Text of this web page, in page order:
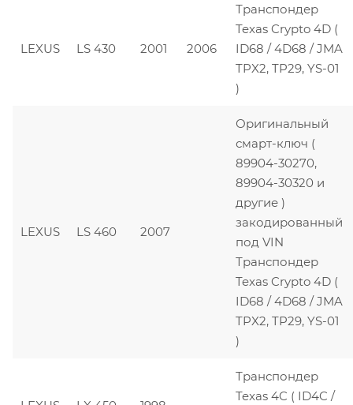
LEXUS LS 430 2001 2006
Транспондер
Texas Crypto 4D (
ID68 / 4D68 / JMA
TPX2, TP29, YS-01
)
LEXUS LS 460 2007
Оригинальный
смарт-ключ (
89904-30270,
89904-30320 и
другие )
закодированный
под VIN
Транспондер
Texas Crypto 4D (
ID68 / 4D68 / JMA
TPX2, TP29, YS-01
)
Транспондер
Texas 4C ( ID4C /